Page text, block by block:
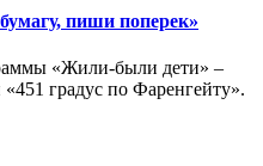
пиши поперек»
«Жили-были дети» –
градус по Фаренгейту».